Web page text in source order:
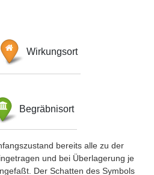
Wirkungsort
Begräbnisort
bereits alle zu der
und bei Überlagerung je
Der Schatten des Symbols